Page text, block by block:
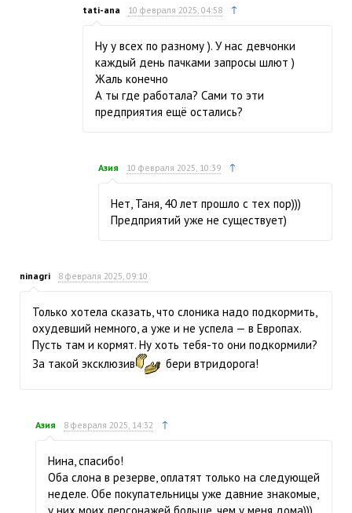
tati-ana 10 февраля 2025, 04:58 ↑
Ну у всех по разному ). У нас девчонки
каждый день пачками запросы шлют )
Жаль конечно
А ты где работала? Сами то эти
предприятия ещё остались?
Азия 10 февраля 2025, 10:39 ↑
Нет, Таня, 40 лет прошло с тех пор)))
Предприятий уже не существует)
ninagri 8 февраля 2025, 09:10
Только хотела сказать, что слоника надо подкормить,
охудевший немного, а уже и не успела — в Европах.
Пусть там и кормят. Ну хоть тебя-то они подкормили?
За такой эксклюзив
бери втридорога!
Азия 8 февраля 2025, 14:32 ↑
Нина, спасибо!
Оба слона в резерве, оплатят только на следующей
неделе. Обе покупательницы уже давние знакомые,